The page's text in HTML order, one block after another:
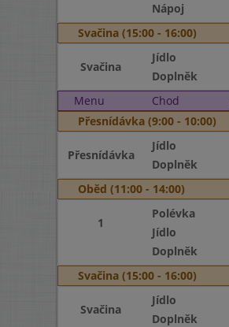
Nápoj
Svačina (15:00 - 16:00)
Svačina
Jídlo
Doplněk
Menu
Chod
Přesnídávka (9:00 - 10:00)
Přesnídávka
Jídlo
Doplněk
Oběd (11:00 - 14:00)
1
Polévka
Jídlo
Doplněk
Svačina (15:00 - 16:00)
Svačina
Jídlo
Doplněk